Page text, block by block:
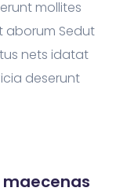
mollites
aborum Sedut
nets idatat
deserunt